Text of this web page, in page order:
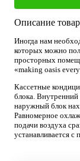
Описание
Иногда нам
которых можно
просторных
«making oasis
Кассетные
блока. Внутренний
наружный блок
Равномерное
подачи воздуха
устанавливается